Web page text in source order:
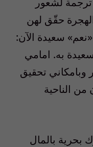
حقّق لهن
«نعم» سعيدة الآن:
سعيدة به. امامي
وبامكاني تحقيق
من الناحية
بحرية بالمال